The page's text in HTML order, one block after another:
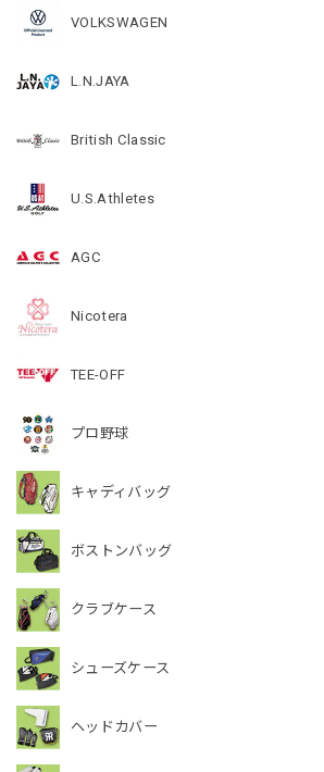
VOLKSWAGEN
L.N.JAYA
British Classic
U.S.Athletes
AGC
Nicotera
TEE-OFF
プロ野球
キャディバッグ
ボストンバッグ
クラブケース
シューズケース
ヘッドカバー